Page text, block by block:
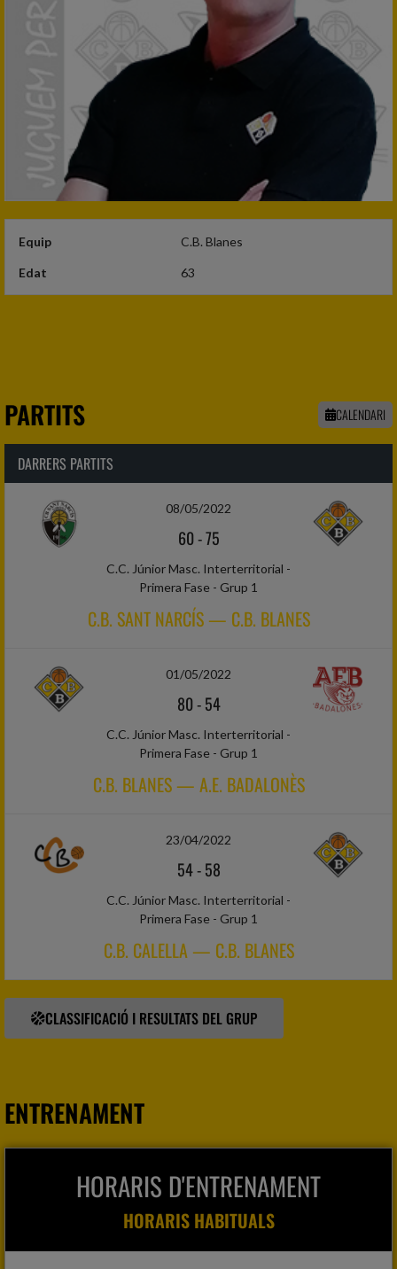
Equip C.B. Blanes
Edat 63
PARTITS CALENDARI
DARRERS PARTITS
08/05/2022
60-75
C.C. Júnior Masc. Interterritorial -
Primera Fase - Grup 1
C.B. SANT NARCÍS — C.B. BLANES
01/05/2022
80-54
C.C. Júnior Masc. Interterritorial -
Primera Fase - Grup 1
C.B. BLANES — A.E. BADALONÈS
23/04/2022
54-58
C.C. Júnior Masc. Interterritorial -
Primera Fase - Grup 1
C.B. CALELLA — C.B. BLANES
CLASSIFICACIÓ I RESULTATS DEL GRUP
ENTRENAMENT
HORARIS D'ENTRENAMENT
HORARIS HABITUALS